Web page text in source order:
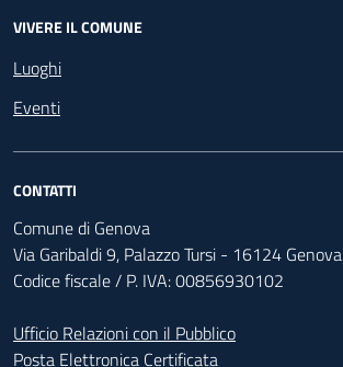
VIVERE IL COMUNE
Luoghi
Eventi
CONTATTI
Comune di Genova
Via Garibaldi 9, Palazzo Tursi - 16124 Genova
Codice fiscale / P. IVA: 00856930102
Ufficio Relazioni con il Pubblico
Posta Elettronica Certificata